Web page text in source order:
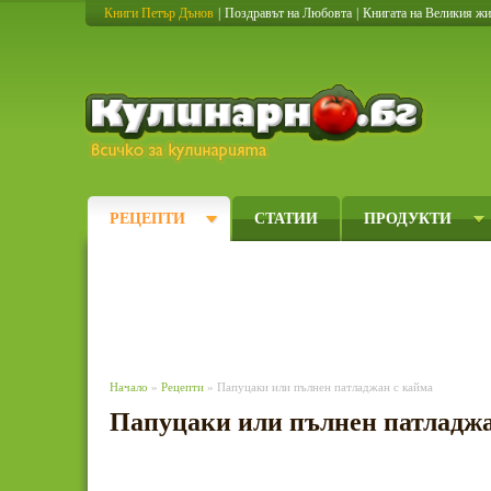
Книги Петър Дънов Поздравът на Любовта Книгата на Великия
РЕЦЕПТИ СТАТИИ ПРОДУКТИ
Начало » Рецепти » Папуцаки или пълнен патладжан с кайма
Папуцаки или пълнен